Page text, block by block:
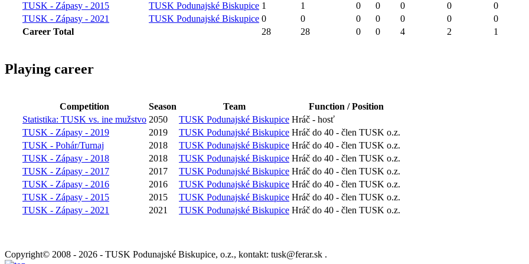
TUSK - Zápasy - 2015
TUSK Podunajské Biskupice 1 1 0 0 0 0 0
TUSK - Zápasy - 2021
TUSK Podunajské Biskupice 0 0 0 0 0 0 0
Career Total
28 28 0 0 4 2 1
Playing career
Competition Season Team
Function / Position
Statistika: TUSK vs. ine mužstvo 2050 TUSK Podunajské Biskupice Hráč - hosť
TUSK - Zápasy - 2019
2019 TUSK Podunajské Biskupice Hráč do 40 - člen TUSK o.z.
TUSK - Pohár/Turnaj
2018 TUSK Podunajské Biskupice Hráč do 40 - člen TUSK o.z.
TUSK - Zápasy - 2018
2018 TUSK Podunajské Biskupice Hráč do 40 - člen TUSK o.z.
TUSK - Zápasy - 2017
2017 TUSK Podunajské Biskupice Hráč do 40 - člen TUSK o.z.
TUSK - Zápasy - 2016
2016 TUSK Podunajské Biskupice Hráč do 40 - člen TUSK o.z.
TUSK - Zápasy - 2015
2015 TUSK Podunajské Biskupice Hráč do 40 - člen TUSK o.z.
TUSK - Zápasy - 2021
2021 TUSK Podunajské Biskupice Hráč do 40 - člen TUSK o.z.
Copyright© 2008 - 2026 - TUSK Podunajské Biskupice, o.z., kontakt: tusk@ferar.sk .